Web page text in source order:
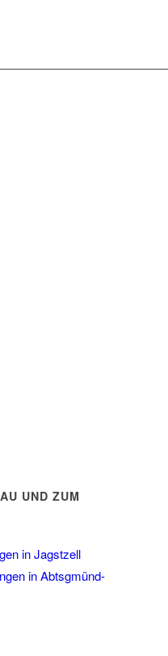
UND ZUM
in Jagstzell
in Abtsgmünd-